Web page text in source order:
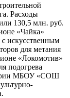
Расходы
130,5 млн. руб.
«Чайка»
с искусственным
для метания
«Локомотив»
подогрева
МБОУ «СОШ